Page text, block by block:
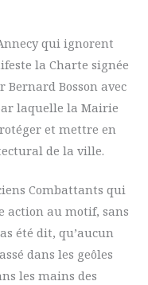
qui ignorent
la Charte signée
Bernard Bosson avec
laquelle la Mairie
et mettre en
de la ville.
Combattants qui
action au motif, sans
été dit, qu’aucun
dans les geôles
les mains des